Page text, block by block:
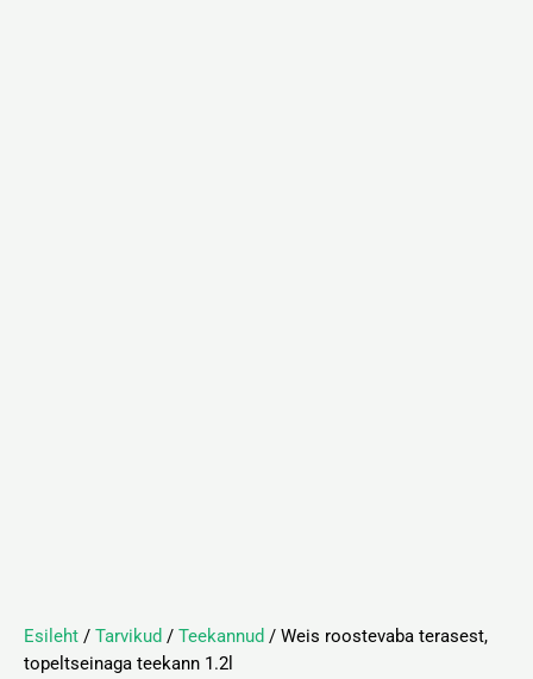
Esileht / Tarvikud / Teekannud / Weis roostevaba terasest,
topeltseinaga teekann 1.2l